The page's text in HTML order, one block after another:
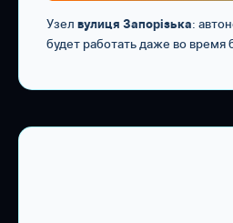
Узел вулиця Запорізька:
будет работать даже во время